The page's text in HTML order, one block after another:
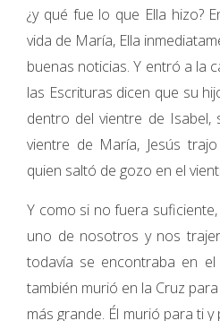
¿y qué fue lo que Ella hizo?
vida de María, Ella
buenas noticias. Y entró a la
las Escrituras dicen que su
dentro del vientre de Isabel,
vientre de María, Jesús
quien saltó de gozo en el
Y como si no fuera
uno de nosotros y nos
todavía se encontraba en el
también murió en la Cruz
más grande. Él murió para ti